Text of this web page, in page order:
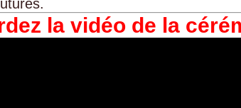
la vidéo de la